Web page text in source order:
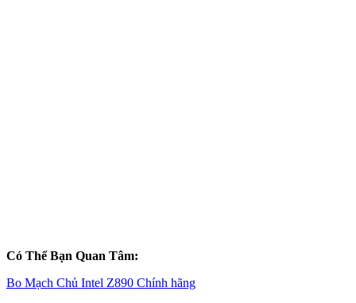
Có Thể Bạn Quan Tâm:
Bo Mạch Chủ Intel Z890 Chính hãng